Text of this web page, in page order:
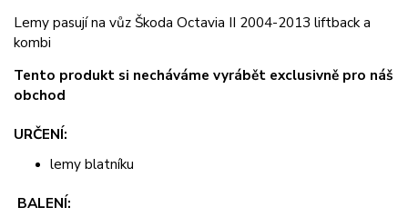
Lemy pasují na vůz Škoda Octavia II 2004-2013 liftback a
kombi
Tento produkt si necháváme vyrábět exclusivně pro náš
obchod
URČENÍ:
lemy blatníku
BALENÍ: